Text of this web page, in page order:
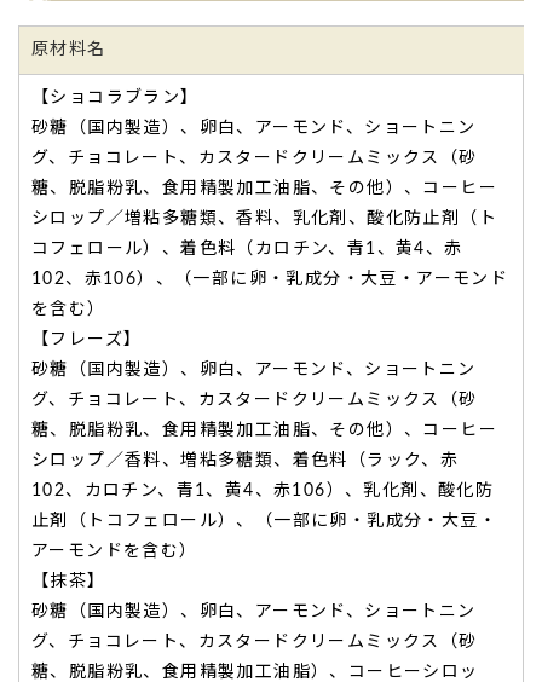
原材料名
【ショコラブラン】
砂糖（国内製造）、卵白、アーモンド、ショートニン
グ、チョコレート、カスタードクリームミックス（砂
糖、脱脂粉乳、食用精製加工油脂、その他）、コーヒー
シロップ／増粘多糖類、香料、乳化剤、酸化防止剤（ト
コフェロール）、着色料（カロチン、青1、黄4、赤
102、赤106）、（一部に卵・乳成分・大豆・アーモンド
を含む）
【フレーズ】
砂糖（国内製造）、卵白、アーモンド、ショートニン
グ、チョコレート、カスタードクリームミックス（砂
糖、脱脂粉乳、食用精製加工油脂、その他）、コーヒー
シロップ／香料、増粘多糖類、着色料（ラック、赤
102、カロチン、青1、黄4、赤106）、乳化剤、酸化防
止剤（トコフェロール）、（一部に卵・乳成分・大豆・
アーモンドを含む）
【抹茶】
砂糖（国内製造）、卵白、アーモンド、ショートニン
グ、チョコレート、カスタードクリームミックス（砂
糖、脱脂粉乳、食用精製加工油脂）、コーヒーシロッ